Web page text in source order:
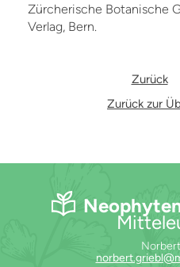
Zürcherische Botanische
Verlag, Bern.
Zurück
Zurück zur